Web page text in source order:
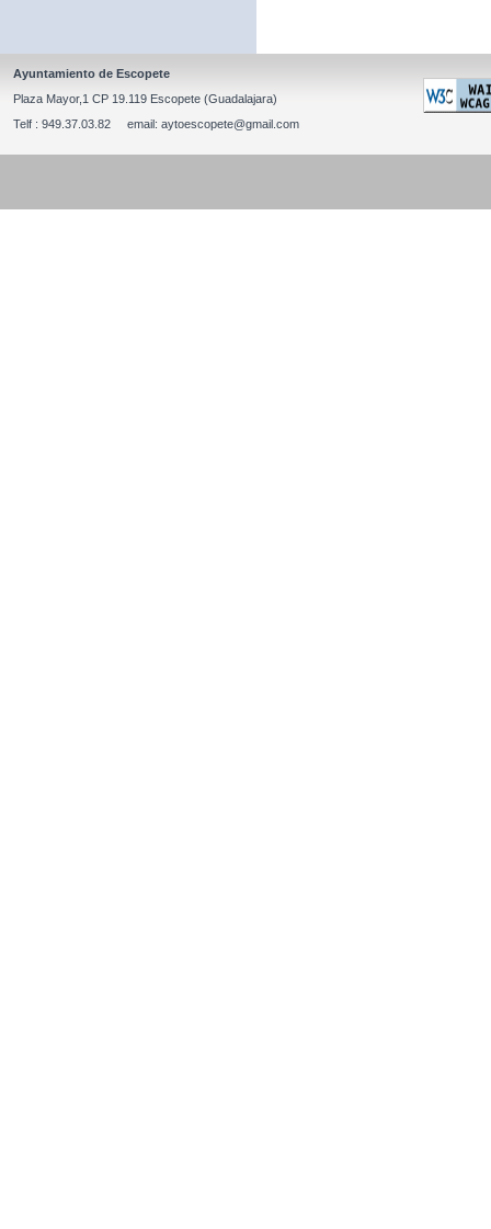
Ayuntamiento de Escopete
Plaza Mayor,1 CP 19.119 Escopete (Guadalajara)
Telf : 949.37.03.82 email: aytoescopete@gmail.com